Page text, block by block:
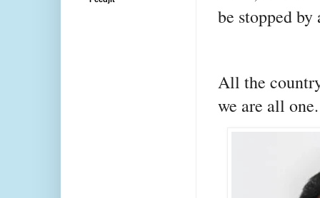
be stopped by
All the
we are all one.